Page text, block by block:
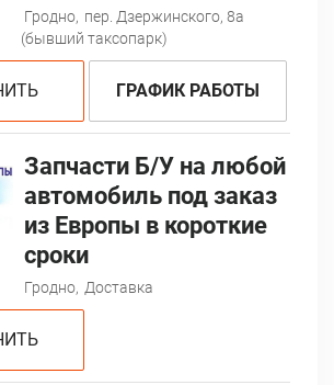
Гродно, пер. Дзержинского, 8а
(бывший таксопарк)
ГРАФИК РАБОТЫ
Запчасти Б/У на любой
автомобиль под заказ
из Европы в короткие
сроки
Гродно, Доставка